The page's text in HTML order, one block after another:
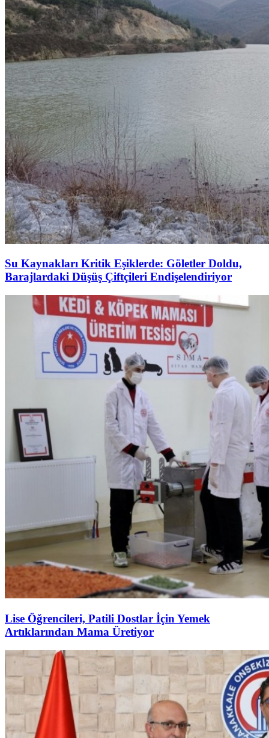
Su Kaynakları Kritik Eşiklerde: Göletler Doldu,
Barajlardaki Düşüş Çiftçileri Endişelendiriyor
Lise Öğrencileri, Patili Dostlar İçin Yemek
Artıklarından Mama Üretiyor